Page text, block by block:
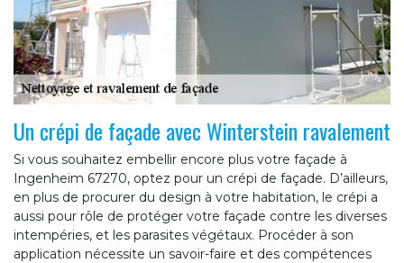
Un crépi de façade avec Winterstein ravalement
Si vous souhaitez embellir encore plus votre façade à
Ingenheim 67270, optez pour un crépi de façade. D’ailleurs,
en plus de procurer du design à votre habitation, le crépi a
aussi pour rôle de protéger votre façade contre les diverses
intempéries, et les parasites végétaux. Procéder à son
application nécessite un savoir-faire et des compétences